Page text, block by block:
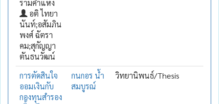
รามคำแหง
อติ ไทยา
นันท์;อสัมภิน
พงศ์ ฉัตรา
คม;สุกัญญา
ตันธนวัฒน์
การตัดสินใจ
ออมเงินกับ
กองทุนสำรอง
กนกอร น้ำ
สมบูรณ์
วิทยานิพนธ์/Thesis